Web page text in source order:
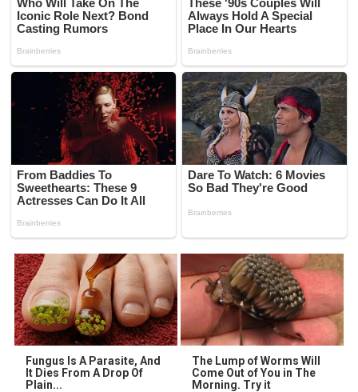
Fungus Is A Parasite, And
It Dies From A Drop Of
Plain...
The Lump of Worms Will
Come Out of You in The
Morning. Try it